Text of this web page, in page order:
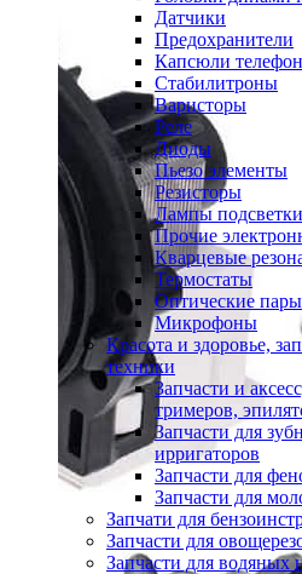
Датчики
Предохранители
Капсюли
Стабилитроны
Варисторы
Реле
Диоды
Пьезо элементы
Резисторы
Лампы
Прочие
Кварцевые
Термостаты
Оптические пары
Микрофоны
Красота и здоровье,
техники
Запчасти и
тримеров,
Запчасти для
ирригаторов
Запчасти для
Запчасти для
Запчати для
Запчасти для
Запчасти для водяных